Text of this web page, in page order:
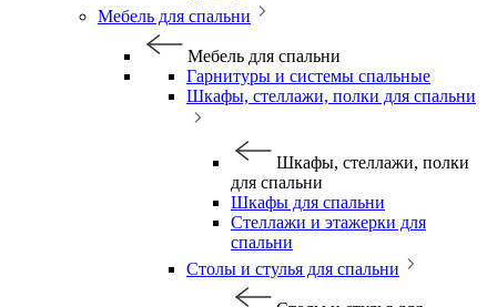
Мебель для спальни
Мебель для спальни
Гарнитуры и системы спальные
Шкафы, стеллажи, полки для спальни
Шкафы, стеллажи, полки
для спальни
Шкафы для спальни
Стеллажи и этажерки для
спальни
Столы и стулья для спальни